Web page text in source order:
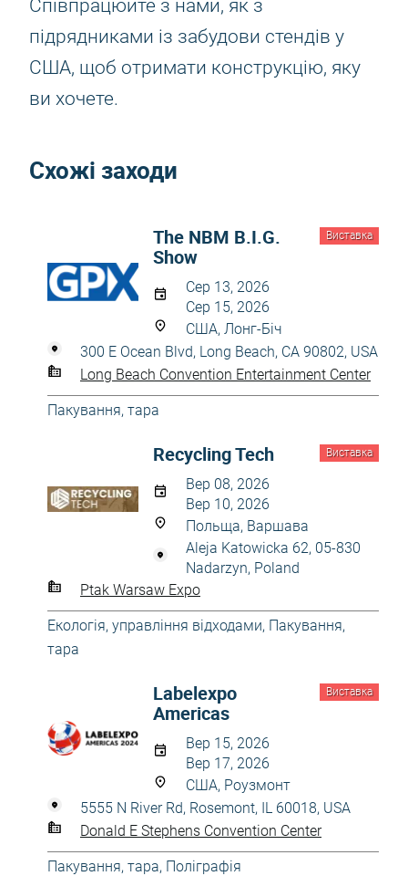
Співпрацюйте з нами, як з
підрядниками із забудови стендів у
США, щоб отримати конструкцію, яку
ви хочете.
Схожі заходи
Виставка
The NBM B.I.G.
Show
Сер 13, 2026
Сер 15, 2026
США, Лонг-Біч
300 E Ocean Blvd, Long Beach, CA 90802, USA
Long Beach Convention Entertainment Center
Пакування, тара
Виставка
Recycling Tech
Вер 08, 2026
Вер 10, 2026
Польща, Варшава
Aleja Katowicka 62, 05-830
Nadarzyn, Poland
Ptak Warsaw Expo
Екологія, управління відходами, Пакування,
тара
Виставка
Labelexpo
Americas
Вер 15, 2026
Вер 17, 2026
США, Роузмонт
5555 N River Rd, Rosemont, IL 60018, USA
Donald E Stephens Convention Center
Пакування, тара, Поліграфія